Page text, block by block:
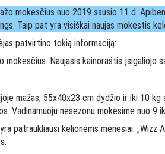
mokesčius nuo 2019 sausio 11 d.
Taip pat yra visiškai naujas mokestis
patvirtino tokią informaciją:
mokesčius. Naujasis kainoraštis įsigaliojo
mažas, 55x40x23 cm dydžio ir iki 10 kg
Vadinamuoju nesezonu mokėsime nuo 9
patraukliausi kelionėms mėnesiai.